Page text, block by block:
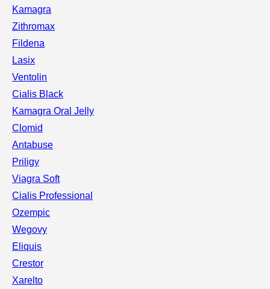
Kamagra
Zithromax
Fildena
Lasix
Ventolin
Cialis Black
Kamagra Oral Jelly
Clomid
Antabuse
Priligy
Viagra Soft
Cialis Professional
Ozempic
Wegovy
Eliquis
Crestor
Xarelto